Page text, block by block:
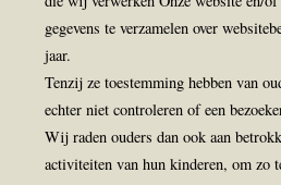
gegevens te verzamelen over
jaar.
Tenzij ze toestemming hebben van
echter niet controleren of een
Wij raden ouders dan ook aan
activiteiten van hun kinderen, om zo